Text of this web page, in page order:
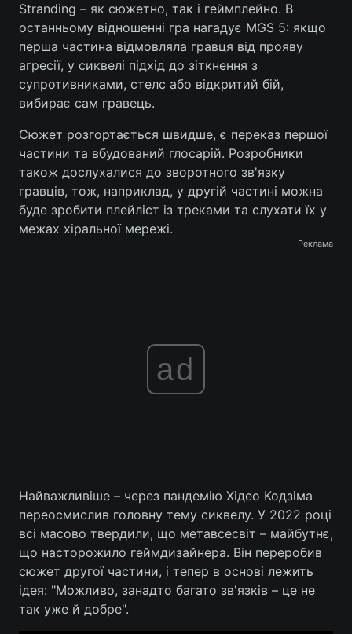
Stranding – як сюжетно, так і геймплейно. В
останньому відношенні гра нагадує MGS 5: якщо
перша частина відмовляла гравця від прояву
агресії, у сиквелі підхід до зіткнення з
супротивниками, стелс або відкритий бій,
вибирає сам гравець.
Сюжет розгортається швидше, є переказ першої
частини та вбудований глосарій. Розробники
також дослухалися до зворотного зв'язку
гравців, тож, наприклад, у другій частині можна
буде зробити плейліст із треками та слухати їх у
межах хіральної мережі.
Реклама
ad
Найважливіше – через пандемію Хідео Кодзіма
переосмислив головну тему сиквелу. У 2022 році
всі масово твердили, що метавсесвіт – майбутнє,
що насторожило геймдизайнера. Він переробив
сюжет другої частини, і тепер в основі лежить
ідея: "Можливо, занадто багато зв'язків – це не
так уже й добре".